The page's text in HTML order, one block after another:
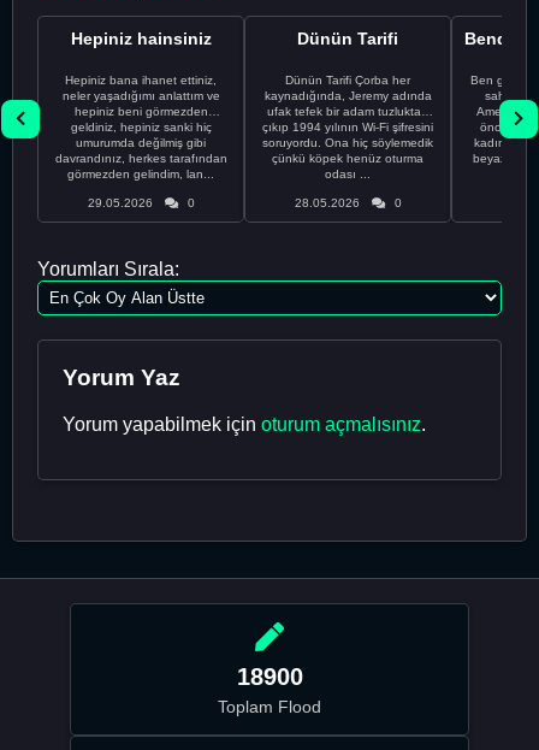
Hepiniz hainsiniz
Hepiniz bana ihanet ettiniz,
neler yaşadığımı anlattım ve
hepiniz beni görmezden
geldiniz, hepiniz sanki hiç
umurumda değilmiş gibi
davrandınız, herkes tarafından
görmezden gelindim, lan...
29.05.2026 0
Dünün Tarifi
Dünün Tarifi Çorba her
kaynadığında, Jeremy adında
ufak tefek bir adam tuzluktan
çıkıp 1994 yılının Wi-Fi şifresini
soruyordu. Ona hiç söylemedik
çünkü köpek henüz oturma
odası ...
28.05.2026 0
Ben gururlu
sahip
önce
kadınla
beyaz
Yorumları Sırala:
Yorum Yaz
Yorum yapabilmek için oturum açmalısınız.
18900
Toplam Flood